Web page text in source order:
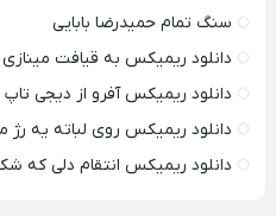
سنگ تمام حمیدرضا بابایی
دانلود ریمیکس به قیافت
دانلود ریمیکس آفرو از ديجی تاپ
دانلود ریمیکس روی لباته یه رژ
دانلود ریمیکس انتقام دلی که